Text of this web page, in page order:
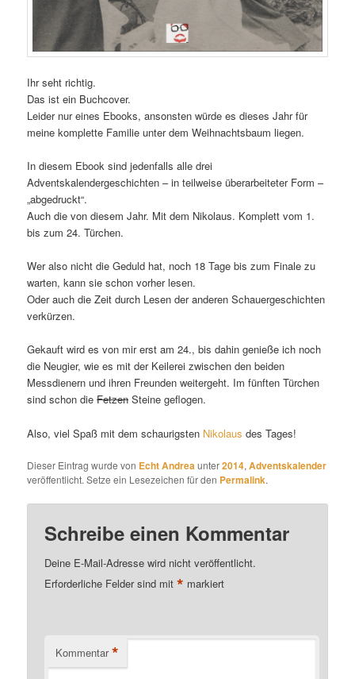
Ihr seht richtig.
Das ist ein Buchcover.
Leider nur eines Ebooks, ansonsten würde es dieses Jahr für
meine komplette Familie unter dem Weihnachtsbaum liegen.
In diesem Ebook sind jedenfalls alle drei
Adventskalendergeschichten – in teilweise überarbeiteter Form –
„abgedruckt“.
Auch die von diesem Jahr. Mit dem Nikolaus. Komplett vom 1.
bis zum 24. Türchen.
Wer also nicht die Geduld hat, noch 18 Tage bis zum Finale zu
warten, kann sie schon vorher lesen.
Oder auch die Zeit durch Lesen der anderen Schauergeschichten
verkürzen.
Gekauft wird es von mir erst am 24., bis dahin genieße ich noch
die Neugier, wie es mit der Keilerei zwischen den beiden
Messdienern und ihren Freunden weitergeht. Im fünften Türchen
sind schon dieFetzen Steine geflogen.
Also, viel Spaß mit dem schaurigsten Nikolaus des Tages!
Dieser Eintrag wurde von Echt Andreaunter2014,Adventskalender
veröffentlicht. Setze ein Lesezeichen für den Permalink.
Schreibe einen Kommentar
Deine E-Mail-Adresse wird nicht veröffentlicht.
Erforderliche Felder sind mit* markiert
Kommentar *